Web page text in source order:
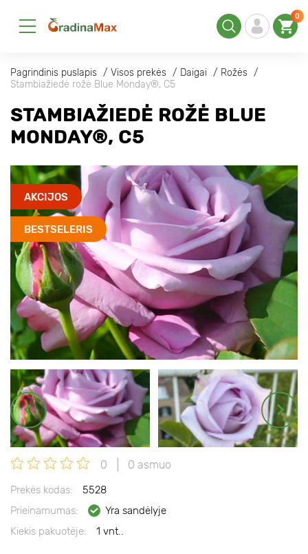
0
Pagrindinis puslapis Visos prekės Daigai
Rožės
Stambiažiedė rožė Blue Monday®, C5
STAMBIAŽIEDĖ ROŽĖ BLUE
MONDAY®, C5
AKCIJOS
BESTSELERIS
0 0 asmuo
Prekės kodas:
5528
Prieinamumas:
Yra sandėlyje
Kiekis pakuotėje:
1 vnt..